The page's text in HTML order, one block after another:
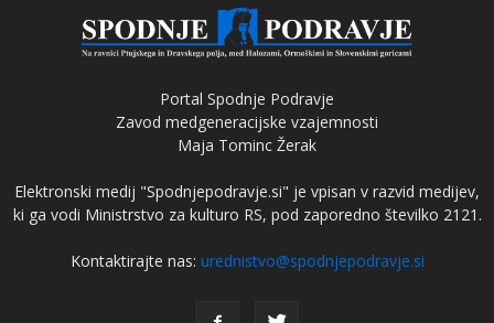
Portal Spodnje Podravje
Zavod medgeneracijske vzajemnosti
Maja Tominc Žerak
Elektronski medij "Spodnjepodravje.si" je vpisan v razvid medijev,
ki ga vodi Ministrstvo za kulturo RS, pod zaporedno številko 2121.
Kontaktirajte nas: urednistvo@spodnjepodravje.si